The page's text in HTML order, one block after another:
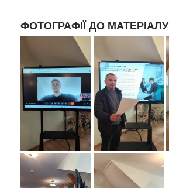
ФОТОГРАФІЇ ДО МАТЕРІАЛУ